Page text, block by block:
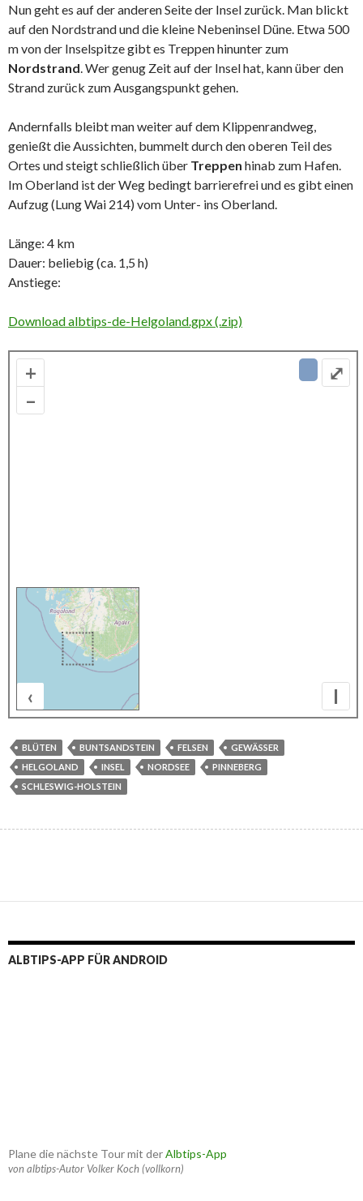
Nun geht es auf der anderen Seite der Insel zurück. Man blickt
auf den Nordstrand und die kleine Nebeninsel Düne. Etwa 500
m von der Inselspitze gibt es Treppen hinunter zum
Nordstrand. Wer genug Zeit auf der Insel hat, kann über den
Strand zurück zum Ausgangspunkt gehen.
Andernfalls bleibt man weiter auf dem Klippenrandweg,
genießt die Aussichten, bummelt durch den oberen Teil des
Ortes und steigt schließlich über Treppen hinab zum Hafen.
Im Oberland ist der Weg bedingt barrierefrei und es gibt einen
Aufzug (Lung Wai 214) vom Unter- ins Oberland.
Länge: 4 km
Dauer: beliebig (ca. 1,5 h)
Anstiege:
Download albtips-de-Helgoland.gpx (.zip)
+
–
I
‹
⤢
BLÜTEN BUNTSANDSTEIN FELSEN
GEWÄSSER
HELGOLAND
INSEL NORDSEE
PINNEBERG
SCHLESWIG-HOLSTEIN
ALBTIPS-APP FÜR ANDROID
Plane die nächste Tour mit derAlbtips-App
von albtips-Autor Volker Koch (vollkorn)